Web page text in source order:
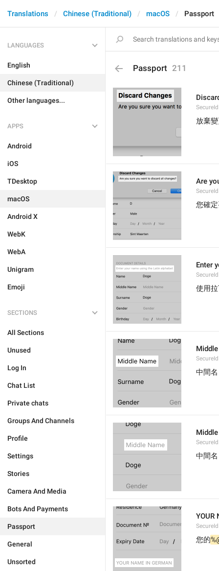
Translations Chinese (Traditional) macOS Passport
LANGUAGES
English
Chinese (Traditional)
Other languages...
APPS
Android
iOS
TDesktop
macOS
Android X
WebK
WebA
Unigram
Emoji
SECTIONS
All Sections
Unused
Log In
Chat List
Private chats
Groups And Channels
Profile
Settings
Stories
Camera And Media
Bots And Payments
Passport
General
Unsorted
Passport 211
放棄
Are
您確
Enter
使用
中間名
中間名
YOUR
您的